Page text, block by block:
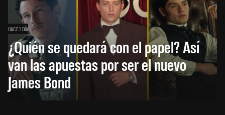
HACE 1 DÍA
¿Quién se quedará con el papel? Así
van las apuestas por ser el nuevo
James Bond